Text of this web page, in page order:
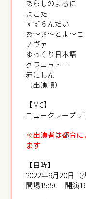
あらしのよるに
よこた
すずらんだい
あ～さ～とよ～こ
ノヴァ
ゆっくり日本語
グラニュトー
赤にしん
（出演順）
【MC】
ニュークレープ
※出演者は都合に
ます
【日時】
2022年9月20日（
開場15:50 開演